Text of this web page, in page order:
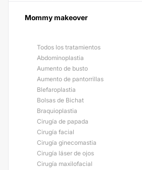
Mommy makeover
Todos los tratamientos
Abdominoplastia
Aumento de busto
Aumento de pantorrillas
Blefaroplastia
Bolsas de Bichat
Braquioplastia
Cirugía de papada
Cirugía facial
Cirugía ginecomastia
Cirugía láser de ojos
Cirugía maxilofacial